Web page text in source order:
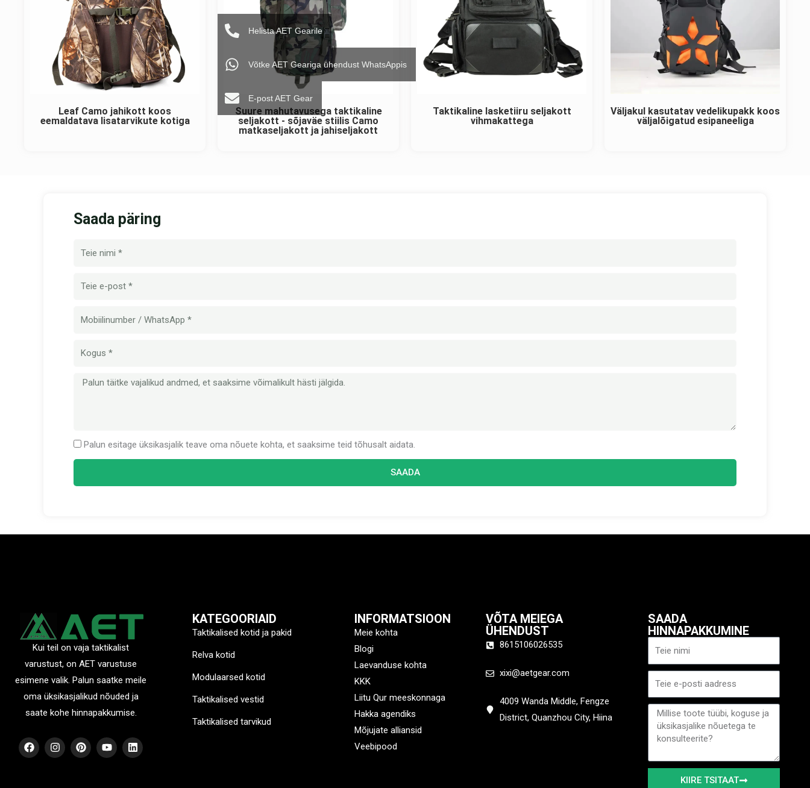
Leaf Camo jahikott koos
eemaldatava lisatarvikute kotiga
Suure mahutavusega taktikaline
seljakott - sõjaväe stiilis Camo
matkaseljakott ja jahiseljakott
Taktikaline lasketiiru seljakott
vihmakattega
Väljakul kasutatav vedelikupakk koos
väljalõigatud esipaneeliga
Saada päring
E-
Kogus
Sõnum
Palun esitage üksikasjalik teave oma nõuete kohta, et saaksime teid tõhusalt aidata.
SAADA
Kui teil on vaja taktikalist
varustust, on AET varustuse
esimene valik. Palun saatke meile
oma üksikasjalikud nõuded ja
saate kohe hinnapakkumise.
F
a
c
I
n
s
P
i
n
Y
o
u
L
i
n
KATEGOORIAID
Taktikalised kotid ja pakid
Relva kotid
Modulaarsed kotid
Taktikalised vestid
Taktikalised tarvikud
INFORMATSIOON
Meie kohta
Blogi
Laevanduse kohta
KKK
Liitu Qur meeskonnaga
Hakka agendiks
Mõjujate alliansid
Veebipood
VÕTA MEIEGA
ÜHENDUST
8615106026535
xixi@aetgear.com
4009 Wanda Middle, Fengze
District, Quanzhou City, Hiina
SAADA
HINNAPAKKUMINE
E-
post
Sõnum
KIIRE TSITAAT
Helista AET Gearile
Võtke AET Geariga ühendust WhatsAppis
E-post AET Gear